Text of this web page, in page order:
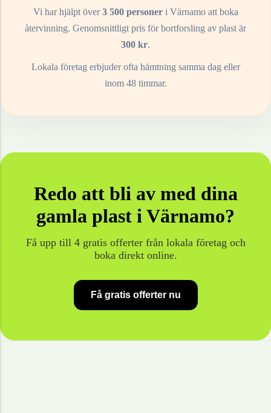
Vi har hjälpt över3 500 personeri Värnamoatt boka
återvinning. Genomsnittligt pris för bortforsling av plast är
300 kr.
Lokala företag erbjuder ofta hämtning samma dag eller
inom 48 timmar.
Redo att bli av med dina
gamla plast iVärnamo?
Få upp till 4 gratis offerter från lokala företag och
boka direkt online.
Få gratis offerter nu